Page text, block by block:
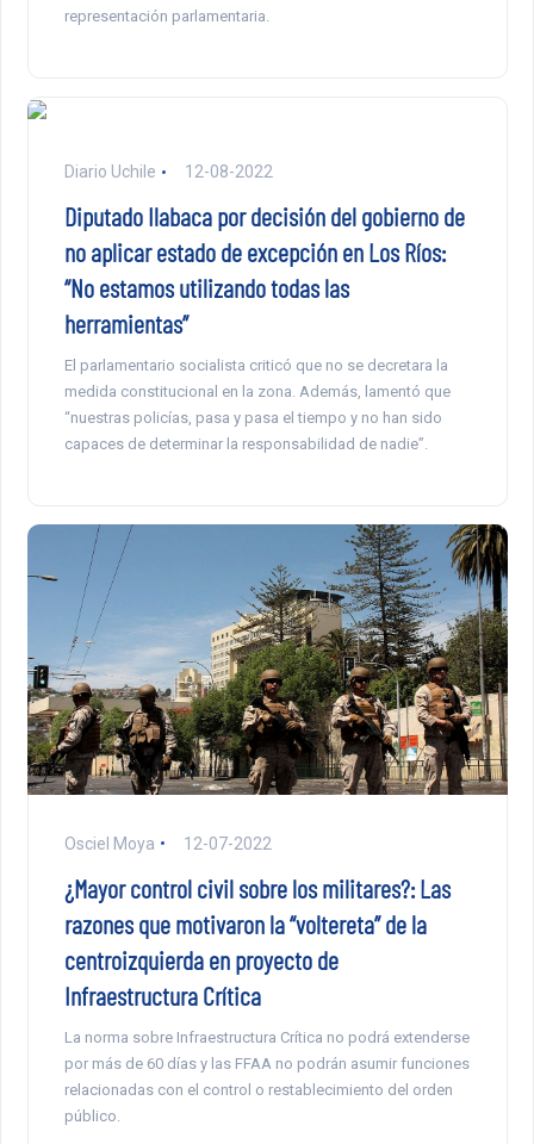
representación parlamentaria.
Diario Uchile 12-08-2022
Diputado Ilabaca por decisión del gobierno de
no aplicar estado de excepción en Los Ríos:
“No estamos utilizando todas las
herramientas”
El parlamentario socialista criticó que no se decretara la
medida constitucional en la zona. Además, lamentó que
“nuestras policías, pasa y pasa el tiempo y no han sido
capaces de determinar la responsabilidad de nadie”.
Osciel Moya 12-07-2022
¿Mayor control civil sobre los militares?: Las
razones que motivaron la “voltereta” de la
centroizquierda en proyecto de
Infraestructura Crítica
La norma sobre Infraestructura Crítica no podrá extenderse
por más de 60 días y las FFAA no podrán asumir funciones
relacionadas con el control o restablecimiento del orden
público.